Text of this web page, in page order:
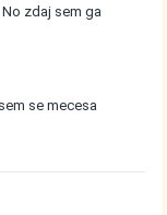
zdaj sem ga
se mecesa